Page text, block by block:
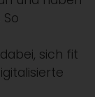
sich fit